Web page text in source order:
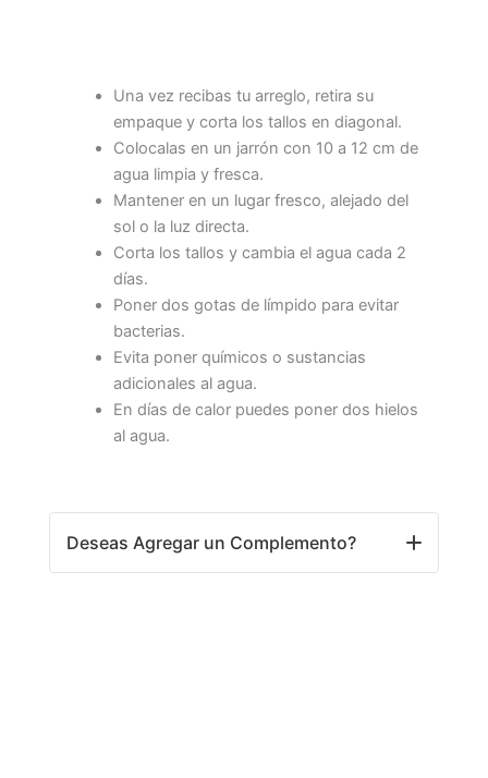
Una vez recibas tu arreglo, retira su
empaque y corta los tallos en diagonal.
Colocalas en un jarrón con 10 a 12 cm de
agua limpia y fresca.
Mantener en un lugar fresco, alejado del
sol o la luz directa.
Corta los tallos y cambia el agua cada 2
días.
Poner dos gotas de límpido para evitar
bacterias.
Evita poner químicos o sustancias
adicionales al agua.
En días de calor puedes poner dos hielos
al agua.
Deseas Agregar un Complemento?